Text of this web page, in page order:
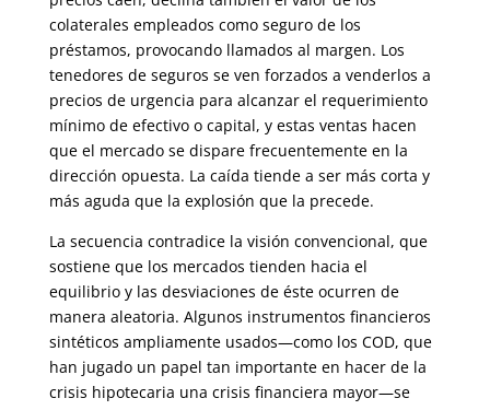
colaterales empleados como seguro de los
préstamos, provocando llamados al margen. Los
tenedores de seguros se ven forzados a venderlos a
precios de urgencia para alcanzar el requerimiento
mínimo de efectivo o capital, y estas ventas hacen
que el mercado se dispare frecuentemente en la
dirección opuesta. La caída tiende a ser más corta y
más aguda que la explosión que la precede.
La secuencia contradice la visión convencional, que
sostiene que los mercados tienden hacia el
equilibrio y las desviaciones de éste ocurren de
manera aleatoria. Algunos instrumentos financieros
sintéticos ampliamente usados—como los COD, que
han jugado un papel tan importante en hacer de la
crisis hipotecaria una crisis financiera mayor—se